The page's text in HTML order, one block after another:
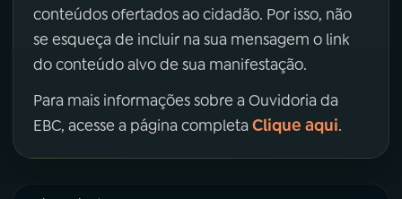
conteúdos ofertados ao cidadão. Por isso, não
se esqueça de incluir na sua mensagem o link
do conteúdo alvo de sua manifestação.
Para mais informações sobre a Ouvidoria da
EBC, acesse a página completa Clique aqui.